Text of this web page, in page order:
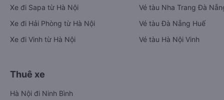
Xe đi Sapa từ Hà Nội
Xe đi Hải Phòng từ Hà Nội
Xe đi Vinh từ Hà Nội
Vé tàu Nha Trang Đà
Vé tàu Đà Nẵng Huế
Vé tàu Hà Nội Vinh
Thuê xe
Hà Nội đi Ninh Bình